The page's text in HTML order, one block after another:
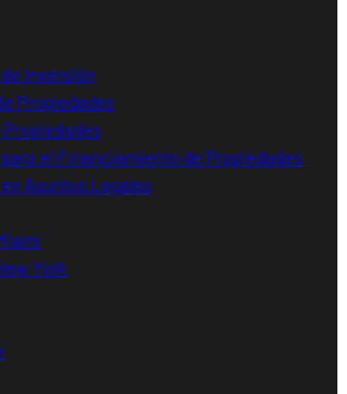
Inversión
Propiedades
Propiedades
para el Financiamiento de Propiedades
Asuntos Legales
York